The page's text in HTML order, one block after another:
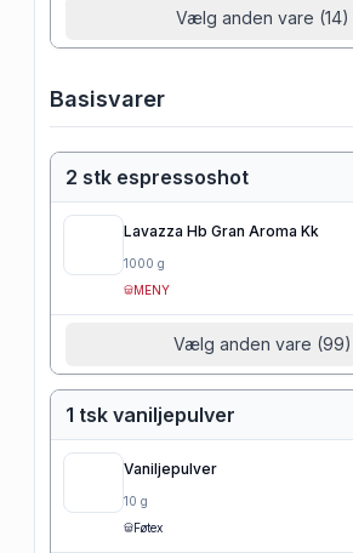
Vælg anden vare (14)
Basisvarer
2 stk espressoshot
Lavazza Hb Gran Aroma Kk
1000 g
MENY
Vælg anden vare (99)
1 tsk vaniljepulver
Vaniljepulver
10 g
Føtex